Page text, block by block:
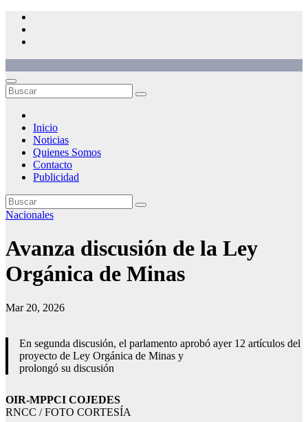
Saltar
contenido
Inicio
Noticias
Quienes Somos
Contacto
Publicidad
Nacionales
Avanza discusión de la Ley
Orgánica de Minas
Mar 20, 2026
En segunda discusión, el parlamento aprobó ayer 12 artículos del
proyecto de Ley Orgánica de Minas y
prolongó su discusión
OIR-MPPCI COJEDES
RNCC / FOTO CORTESÍA